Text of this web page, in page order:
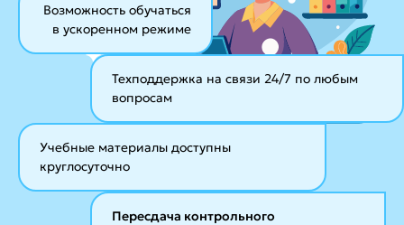
Возможность обучаться
в ускоренном режиме
Техподдержка на связи 24/7 по любым
вопросам
Учебные материалы доступны
круглосуточно
Пересдача контрольного